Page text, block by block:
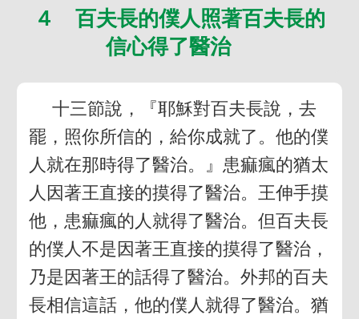
４ 百夫長的僕人照著百夫長的
信心得了醫治
十三節說，『耶穌對百夫長說，去
罷，照你所信的，給你成就了。他的僕
人就在那時得了醫治。』患痲瘋的猶太
人因著王直接的摸得了醫治。王伸手摸
他，患痲瘋的人就得了醫治。但百夫長
的僕人不是因著王直接的摸得了醫治，
乃是因著王的話得了醫治。外邦的百夫
長相信這話，他的僕人就得了醫治。猶